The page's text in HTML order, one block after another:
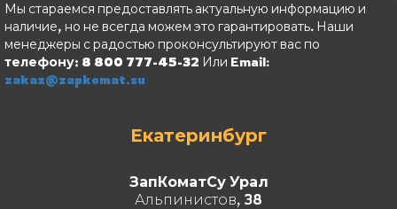
Мы стараемся предоставлять актуальную информацию и
наличие, но не всегда можем это гарантировать. Наши
менеджеры с радостью проконсультируют вас по
телефону: 8 800 777-45-32 Или Email:
zakaz@zapkomat.su
Екатеринбург
ЗапКоматСу Урал
Альпинистов, 38